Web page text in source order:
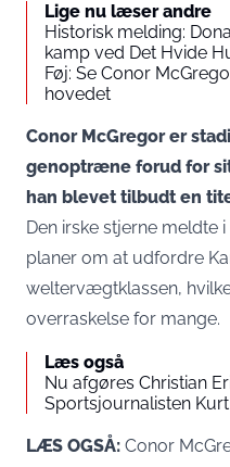
Lige nu læser andre
Historisk melding:
kamp ved Det Hvide
Føj: Se Conor
hovedet
Conor McGregor er
genoptræne forud for
han blevet tilbudt en
Den irske stjerne meldte
planer om at udfordre
weltervægtklassen,
overraskelse for mange.
Læs også
Nu afgøres Christian
Sportsjournalisten
LÆS OGSÅ: Conor